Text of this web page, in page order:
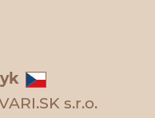
s.r.o.